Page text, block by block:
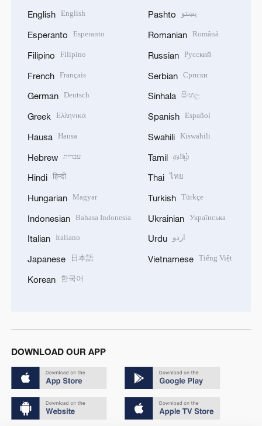
English English
Esperanto Esperanto
Filipino Filipino
French Français
German Deutsch
Greek Ελληνικά
Hausa Hausa
Hebrew עברית
Hindi हिन्दी
Hungarian Magyar
Indonesian Bahasa Indonesia
Italian Italiano
Japanese 日本語
Korean 한국어
Pashto پښتو
Romanian Română
Russian Русский
Serbian Српски
Sinhala සිංහල
Spanish Español
Swahili Kiswahili
Tamil தமிழ்
Thai ไทย
Turkish Türkçe
Ukrainian Українська
Urdu اردو
Vietnamese Tiếng Việt
DOWNLOAD OUR APP